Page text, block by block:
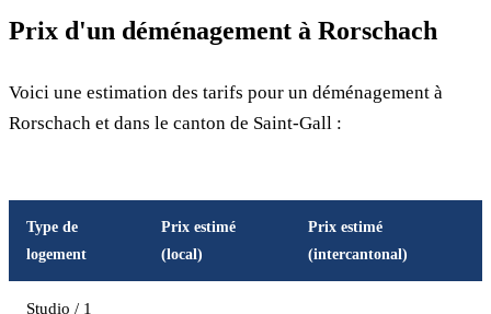
Prix d'un déménagement à Rorschach
Voici une estimation des tarifs pour un déménagement à
Rorschach et dans le canton de Saint-Gall :
Type de
logement
Prix estimé
(local)
Prix estimé
(intercantonal)
Studio / 1